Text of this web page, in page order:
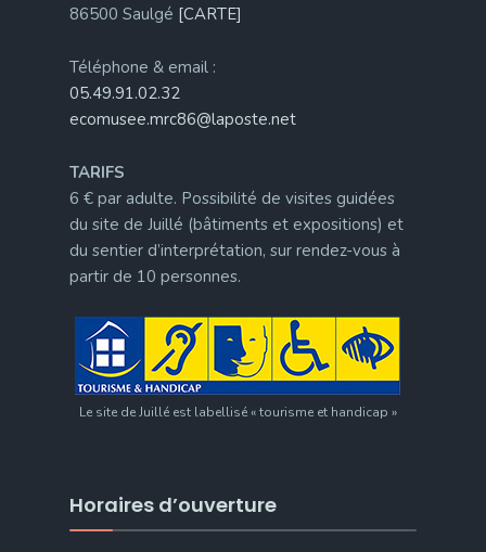
86500 Saulgé [CARTE]
Téléphone & email :
05.49.91.02.32
ecomusee.mrc86@laposte.net
TARIFS
6 € par adulte. Possibilité de visites guidées
du site de Juillé (bâtiments et expositions) et
du sentier d’interprétation, sur rendez-vous à
partir de 10 personnes.
Le site de Juillé est labellisé « tourisme et handicap »
Horaires d’ouverture